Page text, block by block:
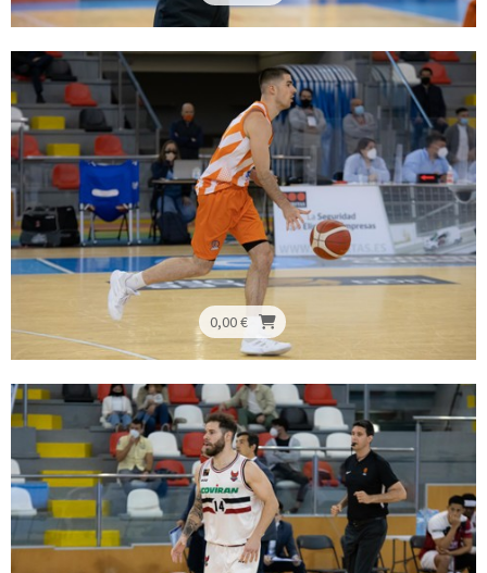
0,00 €